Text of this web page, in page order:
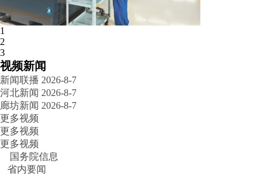
廊坊开发区：优化发展生态 厚植…
1
2
3
视频新闻
新闻联播 2026-8-7
河北新闻 2026-8-7
廊坊新闻 2026-8-7
更多视频
更多视频
更多视频
国务院信息
省内要闻